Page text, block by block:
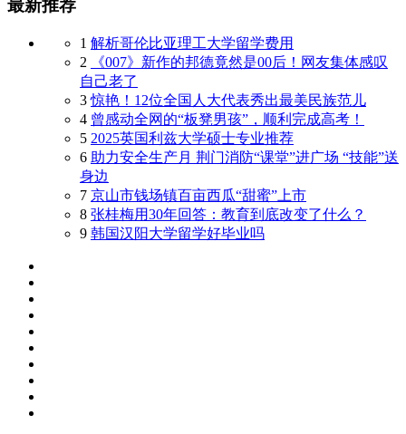
最新推荐
1 解析哥伦比亚理工大学留学费用
2
《007》新作的邦德竟然是00后！网友集体感叹
自己老了
3 惊艳！12位全国人大代表秀出最美民族范儿
4 曾感动全网的“板凳男孩”，顺利完成高考！
5 2025英国利兹大学硕士专业推荐
6 助力安全生产月 荆门消防“课堂”进广场 “技能”送
身边
7 京山市钱场镇百亩西瓜“甜蜜”上市
8 ‍‍张桂梅用30年回答：教育到底改变了什么？
9 韩国汉阳大学留学好毕业吗